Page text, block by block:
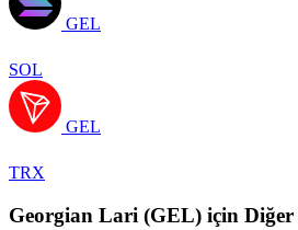
GEL
SOL
GEL
TRX
Georgian Lari (GEL) için